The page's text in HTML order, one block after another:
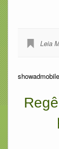
Leia
showadmobile